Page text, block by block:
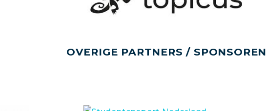
OVERIGE PARTNERS / SPONSOREN